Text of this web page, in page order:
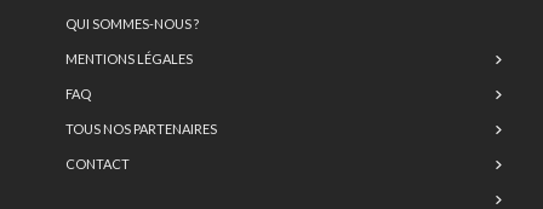
QUI SOMMES-NOUS ?
MENTIONS LÉGALES
FAQ
TOUS NOS PARTENAIRES
CONTACT